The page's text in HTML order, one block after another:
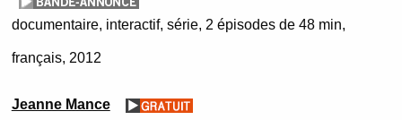
documentaire interactif série 2 épisodes de 48 min
français 2012
Jeanne Mance